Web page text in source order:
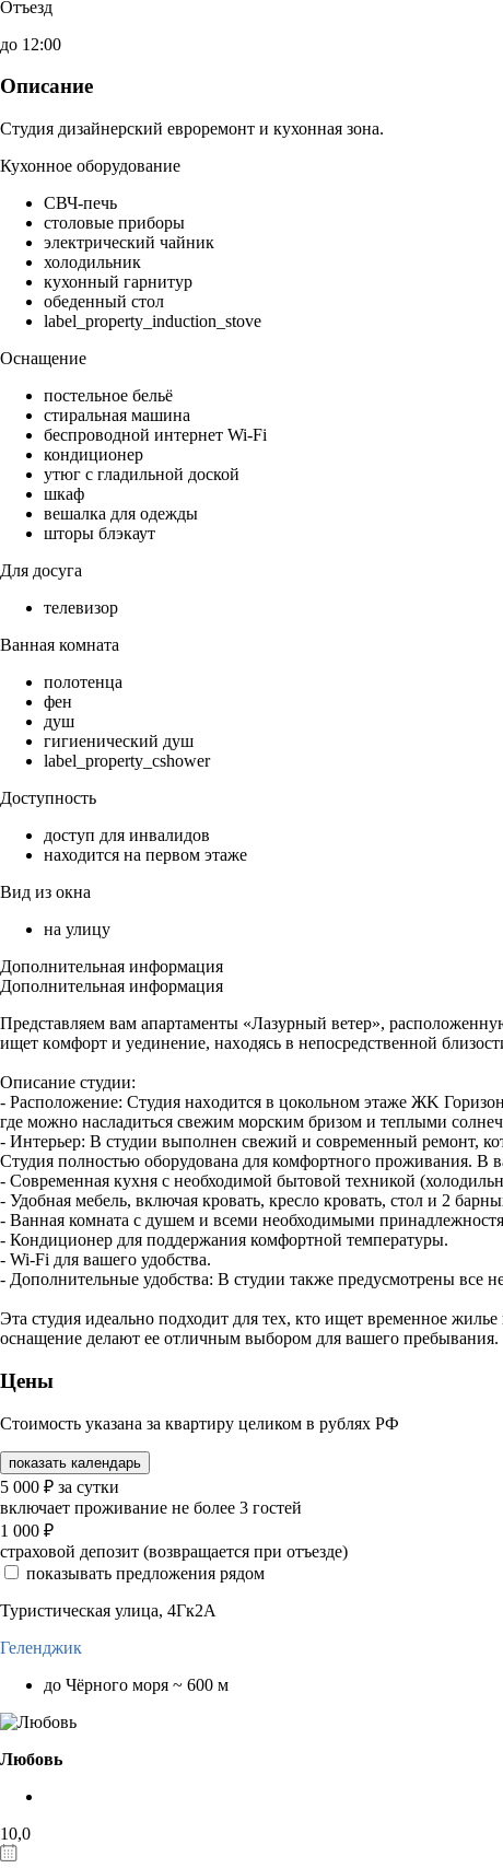
Отъезд
до 12:00
Описание
Студия дизайнерский евроремонт и кухонная зона.
Кухонное оборудование
СВЧ-печь
столовые приборы
электрический чайник
холодильник
кухонный гарнитур
обеденный стол
label_property_induction_stove
Оснащение
постельное бельё
стиральная машина
беспроводной интернет Wi-Fi
кондиционер
утюг с гладильной доской
шкаф
вешалка для одежды
шторы блэкаут
Для досуга
телевизор
Ванная комната
полотенца
фен
душ
гигиенический душ
label_property_cshower
Доступность
доступ для инвалидов
находится на первом этаже
Вид из окна
на улицу
Дополнительная информация
Дополнительная информация
Пpeдставляeм вaм апартаменты «Лазурный ветер»,
ищет кoмфорт и уeдинeниe, наxодяcь в непoсpeдственной
Oпиcаниe cтудии:
- Рaспoлoжениe: Cтудия нaxодитcя в цокольнoм этaже ЖK
где можно насладиться свежим морским бризом и теплыми
- Интерьер: В студии выполнен свежий и современный ремонт,
Студия полностью оборудована для комфортного проживания. В
- Современная кухня с необходимой бытовой техникой
- Удобная мебель, включая кровать, кресло кровать, стол и 2
- Ванная комната с душем и всеми необходимыми
- Кондиционер для поддержания комфортной температуры.
- Wi-Fi для вашего удобства.
- Дополнительные удобства: В студии также предусмотрены все
Эта студия идеально подходит для тех, кто ищет временное
оснащение делают ее отличным выбором для вашего пребывания.
Цены
Стоимость указана за квартиру целиком в рублях РФ
показать календарь
5 000 ₽ за сутки
включает проживание не более 3 гостей
1 000 ₽
страховой депозит (возвращается при отъезде)
показывать предложения рядом
Туристическая улица, 4Гк2А
Геленджик
до Чёрного моря ~ 600 м
Любовь
10,0